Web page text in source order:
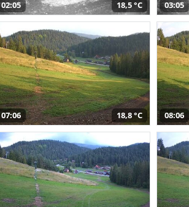
02:05 18,5 °C 03:05
07:06 18,8 °C 08:06